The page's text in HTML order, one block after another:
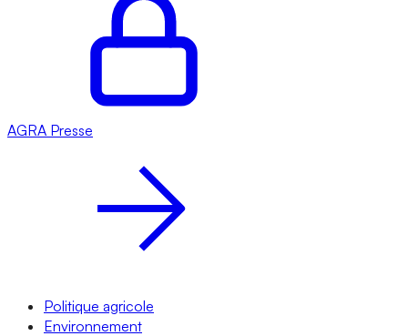
AGRA Presse
Politique agricole
Environnement